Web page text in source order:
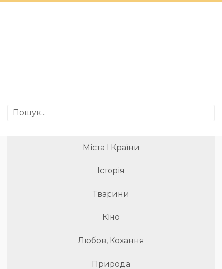
Міста І Країни
Історія
Тварини
Кіно
Любов, Кохання
Природа